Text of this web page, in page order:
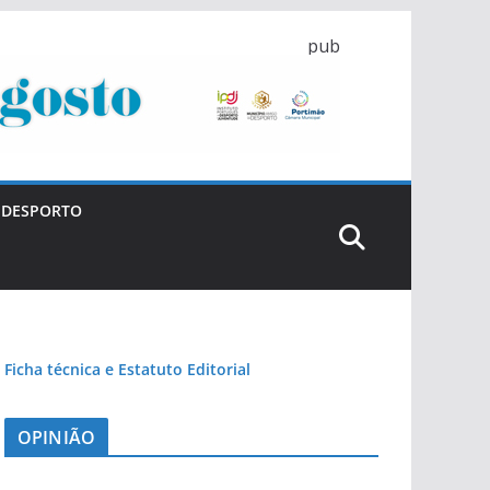
pub
DESPORTO
Ficha técnica e Estatuto Editorial
OPINIÃO